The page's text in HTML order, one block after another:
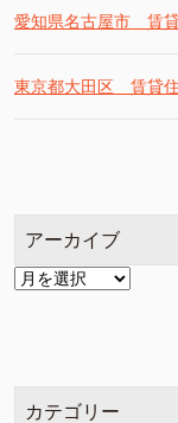
愛知県名古屋市 賃
東京都大田区 賃貸
アーカイブ
ア
カテゴリー